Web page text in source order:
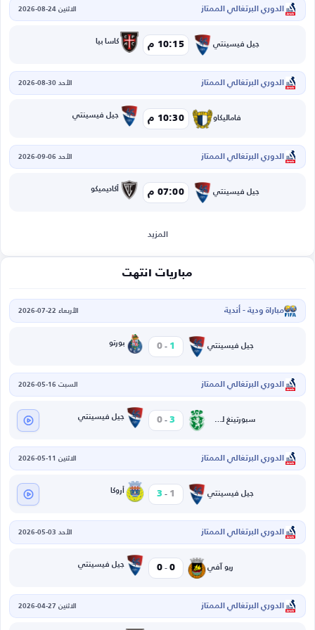
الدوري البرتغالي الممتاز الاثنين 24-08-2026
جيل فيسينتي 10:15 م كاسا بيا
الدوري البرتغالي الممتاز الأحد 30-08-2026
فاماليكاو 10:30 م جيل فيسينتي
الدوري البرتغالي الممتاز الأحد 06-09-2026
جيل فيسينتي 07:00 م أكاديميكو
المزيد
مباريات انتهت
مباراة ودية - أندية الأربعاء 22-07-2026
جيل فيسينتي 1
-
0 بورتو
الدوري البرتغالي الممتاز السبت 16-05-2026
سبورتينغ لشبونة 3
-
0 جيل فيسينتي
الدوري البرتغالي الممتاز الاثنين 11-05-2026
جيل فيسينتي 1
-
3 أروكا
الدوري البرتغالي الممتاز الأحد 03-05-2026
ريو آفي 0
-
0 جيل فيسينتي
الدوري البرتغالي الممتاز الاثنين 27-04-2026